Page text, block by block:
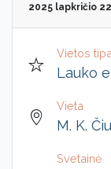
2025 lapkričio 22
Vietos
Lauko
Vieta
M. K.
Svetainė